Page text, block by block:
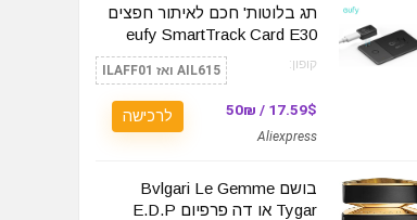
תג בלוטות' חכם לאיתור חפצים
eufy SmartTrack Card E30
קופון: AIL615 ואז ILAFF01
17.59$ / 50₪
Aliexpress
לרכישה
בושם Bvlgari Le Gemme
Tygar או דה פרפיום E.D.P